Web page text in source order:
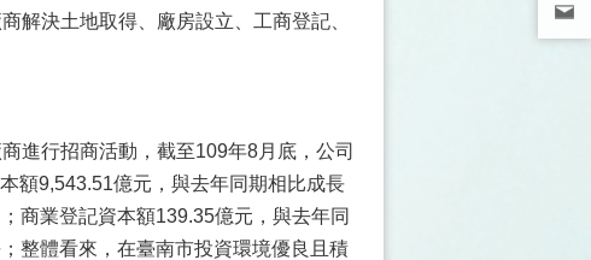
解決土地取得、廠房設立、工商登記、
進行招商活動，截至109年8月底，公司
額9,543.51億元，與去年同期相比成長
商業登記資本額139.35億元，與去年同
整體看來，在臺南市投資環境優良且積